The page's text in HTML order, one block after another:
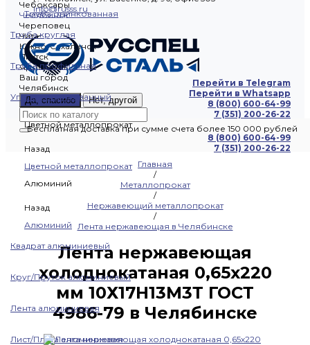
Чебоксары
Челябинск
Череповец
Чита
Южно-Сахалинск
Якутск
Ярославль
Ваш город
Челябинск
Да, спасибо
Нет, другой
8 (800) 600-64-99
7 (351) 200-26-22
info@russs.ru
Перейти в Telegram
Перейти в Whatsapp
8 (800) 600-64-99
7 (351) 200-26-22
Труба оцинкованная
Труба круглая
Труба профильная
Уголок оцинкованный
Цветной металлопрокат
Назад
Цветной металлопрокат
Алюминий
Назад
Алюминий
Квадрат алюминиевый
Круг/Пруток алюминиевый
Лента алюминиевая
Лист/Плита алюминиевая
Бесплатная доставка при сумме счета более 150 000 рублей
Главная
/
Металлопрокат
/
Нержавеющий металлопрокат
/
Лента нержавеющая в Челябинске
Лента нержавеющая
холоднокатаная 0,65х220
мм 10Х17Н13М3Т ГОСТ
4986-79 в Челябинске